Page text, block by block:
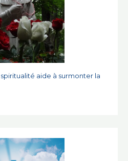
aide à surmonter la